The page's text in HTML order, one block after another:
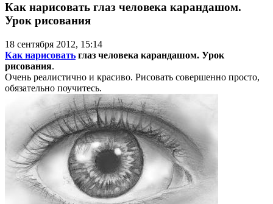
Как нарисовать глаз человека карандашом.
Урок рисования
18 сентября 2012, 15:14
Как нарисовать глаз человека карандашом. Урок
рисования.
Очень реалистично и красиво. Рисовать совершенно просто,
обязательно поучитесь.